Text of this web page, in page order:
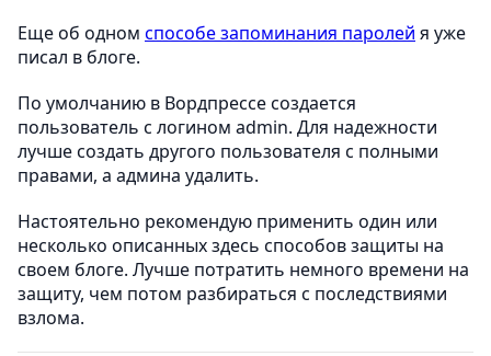
Еще об одном способе запоминания паролей я уже
писал в блоге.
По умолчанию в Вордпрессе создается
пользователь с логином admin. Для надежности
лучше создать другого пользователя с полными
правами, а админа удалить.
Настоятельно рекомендую применить один или
несколько описанных здесь способов защиты на
своем блоге. Лучше потратить немного времени на
защиту, чем потом разбираться с последствиями
взлома.